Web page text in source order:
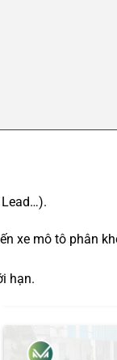
xe mô tô phân
hạn.